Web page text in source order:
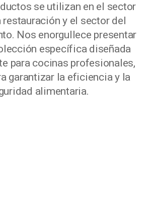
se utilizan en el sector
restauración y el sector del
Nos enorgullece presentar
específica diseñada
para cocinas profesionales,
garantizar la eficiencia y la
alimentaria.